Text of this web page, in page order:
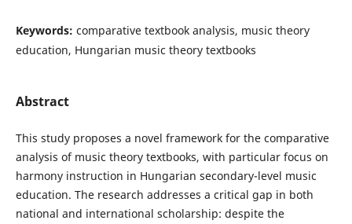
Keywords: comparative textbook analysis, music theory
education, Hungarian music theory textbooks
Abstract
This study proposes a novel framework for the comparative
analysis of music theory textbooks, with particular focus on
harmony instruction in Hungarian secondary-level music
education. The research addresses a critical gap in both
national and international scholarship: despite the